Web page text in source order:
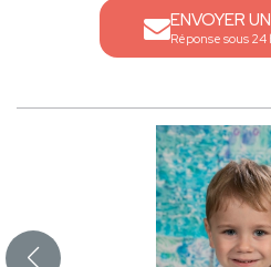
ENVOYER
Réponse sous 24